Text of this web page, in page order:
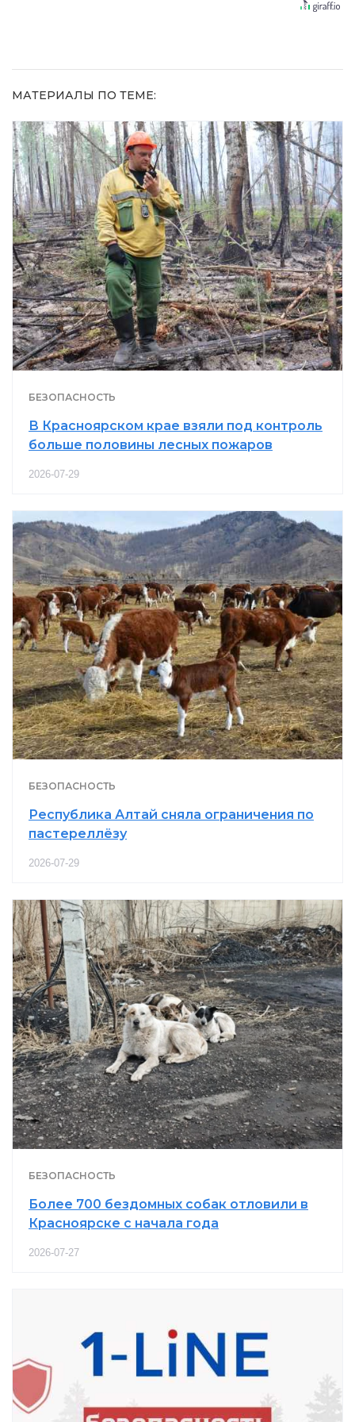
хитрость
МАТЕРИАЛЫ ПО ТЕМЕ:
БЕЗОПАСНОСТЬ
В Красноярском крае взяли под контроль
больше половины лесных пожаров
2026-07-29
БЕЗОПАСНОСТЬ
Республика Алтай сняла ограничения по
пастереллёзу
2026-07-29
БЕЗОПАСНОСТЬ
Более 700 бездомных собак отловили в
Красноярске с начала года
2026-07-27